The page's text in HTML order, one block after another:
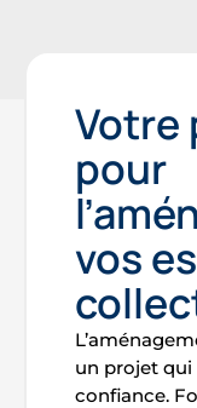
Votre
pour
vos
un projet qui
confiance.